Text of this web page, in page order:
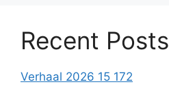
Recent Posts
Verhaal 2026 15 172